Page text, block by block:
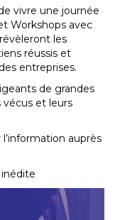
vivre une journée
Workshops avec
les
réussis et
entreprises.
de grandes
et leurs
auprès